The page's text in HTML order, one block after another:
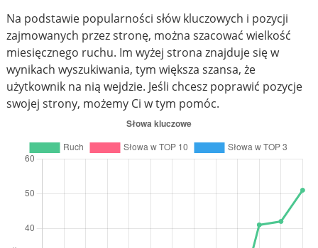
Na podstawie popularności słów kluczowych i pozycji
zajmowanych przez stronę, można szacować wielkość
miesięcznego ruchu. Im wyżej strona znajduje się w
wynikach wyszukiwania, tym większa szansa, że
użytkownik na nią wejdzie. Jeśli chcesz poprawić pozycje
swojej strony, możemy Ci w tym pomóc.